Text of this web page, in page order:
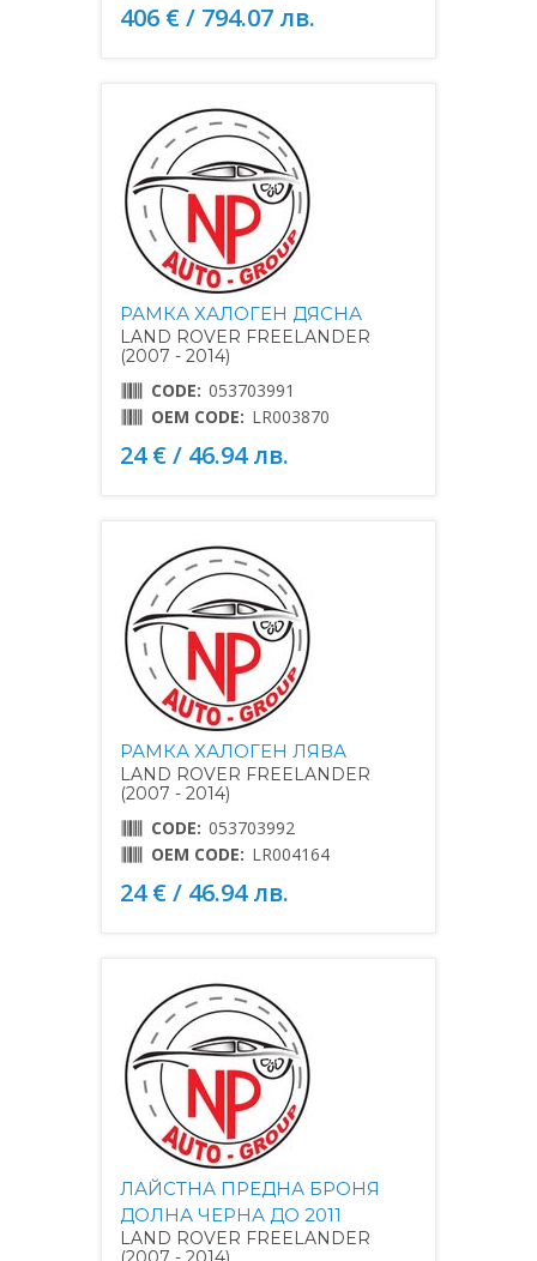
406 € / 794.07 лв.
РАМКА ХАЛОГЕН ДЯСНА
LAND ROVER FREELANDER
(2007 - 2014)
CODE: 053703991
OEM CODE: LR003870
24 € / 46.94 лв.
РАМКА ХАЛОГЕН ЛЯВА
LAND ROVER FREELANDER
(2007 - 2014)
CODE: 053703992
OEM CODE: LR004164
24 € / 46.94 лв.
ЛАЙСТНА ПРЕДНА БРОНЯ
ДОЛНА ЧЕРНА ДО 2011
LAND ROVER FREELANDER